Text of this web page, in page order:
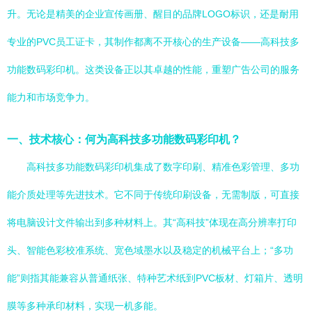
升。无论是精美的企业宣传画册、醒目的品牌LOGO标识，还是耐用
专业的PVC员工证卡，其制作都离不开核心的生产设备——高科技多
功能数码彩印机。这类设备正以其卓越的性能，重塑广告公司的服务
能力和市场竞争力。
一、技术核心：何为高科技多功能数码彩印机？
高科技多功能数码彩印机集成了数字印刷、精准色彩管理、多功
能介质处理等先进技术。它不同于传统印刷设备，无需制版，可直接
将电脑设计文件输出到多种材料上。其“高科技”体现在高分辨率打印
头、智能色彩校准系统、宽色域墨水以及稳定的机械平台上；“多功
能”则指其能兼容从普通纸张、特种艺术纸到PVC板材、灯箱片、透明
膜等多种承印材料，实现一机多能。